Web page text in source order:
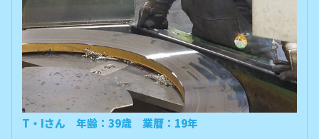
T・Iさん 年齢：39歳 業暦：19年